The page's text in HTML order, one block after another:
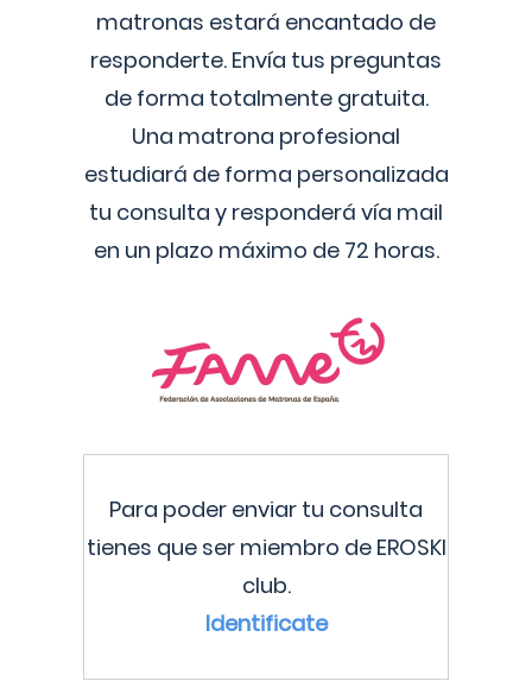
matronas estará encantado de
responderte. Envía tus preguntas
de forma totalmente gratuita.
Una matrona profesional
estudiará de forma personalizada
tu consulta y responderá vía mail
en un plazo máximo de 72 horas.
Para poder enviar tu consulta
tienes que ser miembro de EROSKI
club.
Identificate